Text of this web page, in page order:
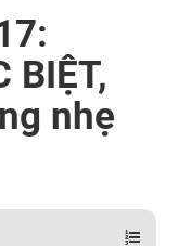
BIỆT,
nhẹ